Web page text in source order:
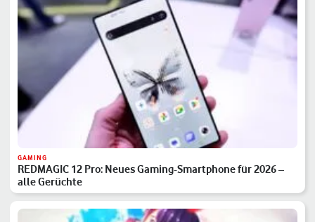
GAMING
REDMAGIC 12 Pro: Neues Gaming-Smartphone für 2026 –
alle Gerüchte